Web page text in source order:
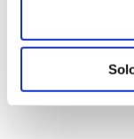
Share this...